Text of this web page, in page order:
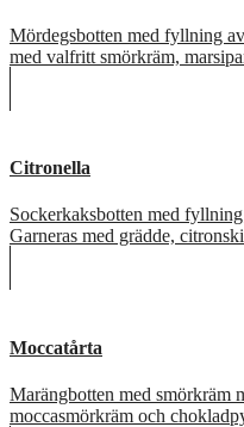
Mördegsbotten med fyllning
med valfritt smörkräm,
Citronella
Sockerkaksbotten med
Garneras med grädde,
Moccatårta
Marängbotten med smörkräm
moccasmörkräm och